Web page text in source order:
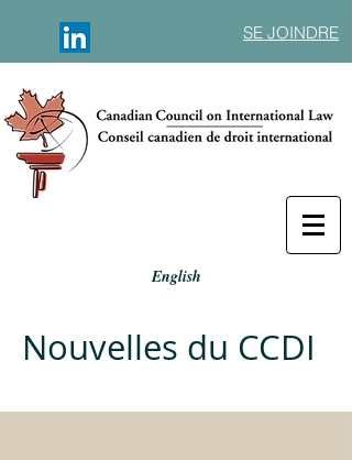
SE JOINDRE
English
Nouvelles du CCDI